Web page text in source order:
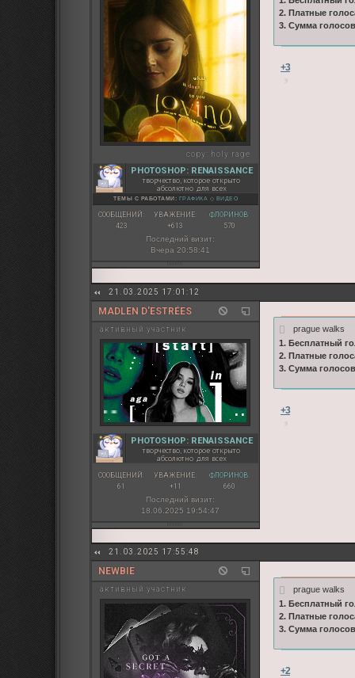
copy: holy rage
PHOTOSHOP: RENAISSANCE
творчество, которое открыто
абсолютно для всех
ТЕМЫ С РАБОТАМИ: ГРАФИКА ◇ ВИДЕО
СООБЩЕНИЙ:
423
УВАЖЕНИЕ:
+613
ФЛОРИНОВ:
570
Последний визит:
Вчера 20:58:41
2. Платные
3. Сумма
+3
21.03.2025 17:01:12
MADLEN D'ESTRÉES
активный участник
PHOTOSHOP: RENAISSANCE
творчество, которое открыто
абсолютно для всех
СООБЩЕНИЙ:
61
УВАЖЕНИЕ:
+11
ФЛОРИНОВ:
660
Последний визит:
18.06.2025 19:54:47
prague walks
1. Бесплатный
2. Платные
3. Сумма
+3
21.03.2025 17:55:48
NEWBIE
активный участник
prague walks
1. Бесплатный
2. Платные
3. Сумма
+2